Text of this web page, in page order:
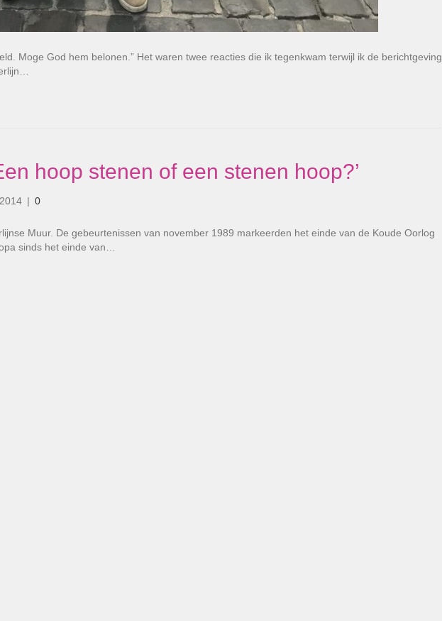
Moge God hem belonen.” Het waren twee reacties die ik tegenkwam terwijl ik de berichtgeving
hoop stenen of een stenen hoop?’
| 0
Muur. De gebeurtenissen van november 1989 markeerden het einde van de Koude Oorlog
sinds het einde van…